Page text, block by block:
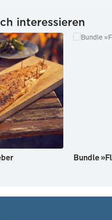
interessieren
Bundle